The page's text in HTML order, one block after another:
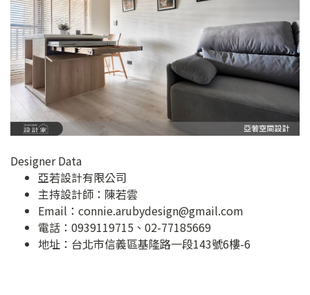
Designer Data
亞若設計有限公司
主持設計師：陳若雲
Email： connie.arubydesign@gmail.com
電話：0939119715、02-77185669
地址： 台北市信義區基隆路一段143號6樓-6